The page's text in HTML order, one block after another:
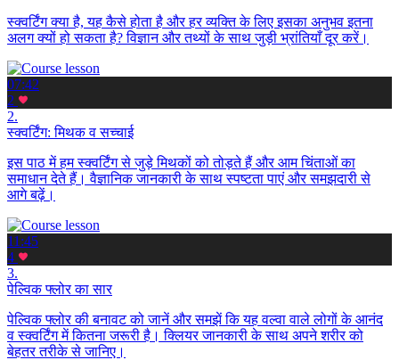
स्क्वर्टिंग क्या है, यह कैसे होता है और हर व्यक्ति के लिए इसका अनुभव इतना
अलग क्यों हो सकता है? विज्ञान और तथ्यों के साथ जुड़ी भ्रांतियाँ दूर करें।
07:42
2
2.
स्क्वर्टिंग: मिथक व सच्चाई
इस पाठ में हम स्क्वर्टिंग से जुड़े मिथकों को तोड़ते हैं और आम चिंताओं का
समाधान देते हैं। वैज्ञानिक जानकारी के साथ स्पष्टता पाएं और समझदारी से
आगे बढ़ें।
11:45
4
3.
पेल्विक फ्लोर का सार
पेल्विक फ्लोर की बनावट को जानें और समझें कि यह वल्वा वाले लोगों के आनंद
व स्क्वर्टिंग में कितना जरूरी है। क्लियर जानकारी के साथ अपने शरीर को
बेहतर तरीके से जानिए।